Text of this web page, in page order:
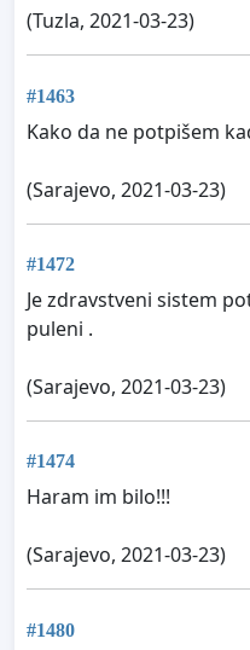
(Tuzla, 2021-03-23)
#1463
Kako da ne potpišem
(Sarajevo, 2021-03-23)
#1472
Je zdravstveni sistem
puleni .
(Sarajevo, 2021-03-23)
#1474
Haram im bilo!!!
(Sarajevo, 2021-03-23)
#1480